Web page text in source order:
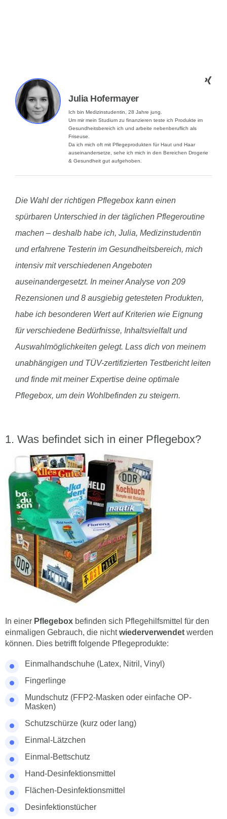
Julia Hofermayer
Ich bin Medizinstudentin, 28 Jahre jung.
Um mir mein Studium zu finanzieren teste ich Produkte im
Gesundheitsbereich ich und arbeite nebenberuflich als
Friseuse.
Da ich mich oft mit Pflegeprodukten für Haut und Haar
auseinandersetze, sehe ich mich in den Bereichen Drogerie
& Gesundheit gut aufgehoben.
Die Wahl der richtigen Pflegebox kann einen
spürbaren Unterschied in der täglichen Pflegeroutine
machen – deshalb habe ich, Julia, Medizinstudentin
und erfahrene Testerin im Gesundheitsbereich, mich
intensiv mit verschiedenen Angeboten
auseinandergesetzt. In meiner Analyse von 209
Rezensionen und 8 ausgiebig getesteten Produkten,
habe ich besonderen Wert auf Kriterien wie Eignung
für verschiedene Bedürfnisse, Inhaltsvielfalt und
Auswahlmöglichkeiten gelegt. Lass dich von meinem
unabhängigen und TÜV-zertifizierten Testbericht leiten
und finde mit meiner Expertise deine optimale
Pflegebox, um dein Wohlbefinden zu steigern.
Was befindet sich in einer Pflegebox?
In einer Pflegebox befinden sich Pflegehilfsmittel für den
einmaligen Gebrauch, die nichtwiederverwendet werden
können. Dies betrifft folgende Pflegeprodukte:
Einmalhandschuhe (Latex, Nitril, Vinyl)
Fingerlinge
Mundschutz (FFP2-Masken oder einfache OP-
Masken)
Schutzschürze (kurz oder lang)
Einmal-Lätzchen
Einmal-Bettschutz
Hand-Desinfektionsmittel
Flächen-Desinfektionsmittel
Desinfektionstücher